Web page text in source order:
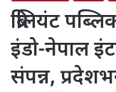
ब्रिलियंट
इंडो-नेपाल
संपन्न,